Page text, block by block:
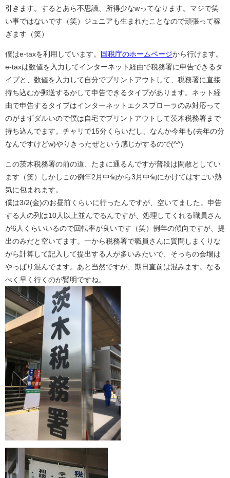
引きます。するとあら不思議、所得少なwってなります。マジで笑
い事ではないです（笑）ジュニアも生まれたことなので頑張って稼
ぎます（笑）
僕はe-taxを利用しています。 国税庁のホームページから行けます。
e-taxは数値を入力してインターネット経由で税務署に申告できるタ
イプと、数値を入力して自分でプリントアウトして、税務署に直接
持ち込むか郵送するかして申告できるタイプがあります。ネット経
由で申告するタイプはインターネットエクスプローラのみ対応って
のがまずダルいので僕は自宅でプリントアウトして茨木税務署まで
持ち込んでます。チャリで15分くらいだし、なんか今年も(去年の分
なんですけどw)やりきったぜという感じがするので(^^)
この茨木税務署の前の道、たまに通るんですが普段は閑散としてい
ます（笑）しかしこの例年2月中旬から3月中旬にかけてはすごい熱
気に包まれます。
僕は3/2(金)のお昼前くらいに行ったんですが、空いてました。申告
する人の列は10人以上並んでるんですが、処理してくれる職員さん
が6人くらいいるので回転率が良いです（笑）例年の傾向ですが、提
出のみだと空いてます。一から税務署で職員さんに質問しまくりな
がら計算して記入して提出する人が多いみたいで、そっちの会場は
やっぱり混んでます。あと当然ですが、期日直前は混みます。なる
べく早く行くのが賢明ですね。